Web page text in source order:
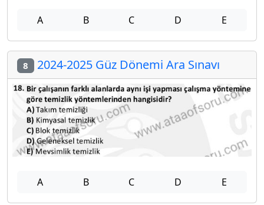
A B C D E
8 2024-2025 Güz Dönemi Ara Sınavı
A B C D E